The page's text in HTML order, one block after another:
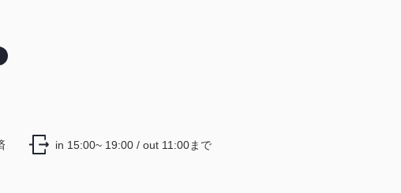
in 15:00~ 19:00 / out 11:00まで